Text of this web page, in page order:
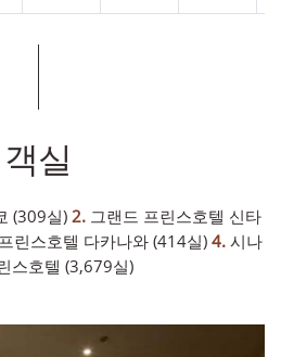
객실
(309실)2. 그랜드 프린스호텔 신타
린스호텔 다카나와 (414실)4.시나
스호텔 (3,679실)